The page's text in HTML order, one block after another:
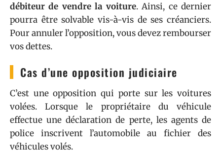
débiteur de vendre la voiture. Ainsi, ce dernier
pourra être solvable vis-à-vis de ses créanciers.
Pour annuler l’opposition, vous devez rembourser
vos dettes.
Cas d’une opposition judiciaire
C’est une opposition qui porte sur les voitures
volées. Lorsque le propriétaire du véhicule
effectue une déclaration de perte, les agents de
police inscrivent l’automobile au fichier des
véhicules volés.